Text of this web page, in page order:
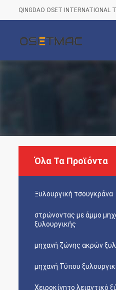
QINGDAO OSET INTERNATIONAL
Όλα Τα Προϊόντα
Ξυλουργική τσουγκράνα
στρώνοντας με άμμο
ξυλουργικής
μηχανή ζώνης ακρών
μηχανή Τύπου
Χειροκίνητο λειαντικό